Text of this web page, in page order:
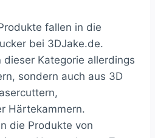
fallen in die
bei 3DJake.de.
dieser Kategorie allerdings
sondern auch aus 3D
Härtekammern.
die Produkte von